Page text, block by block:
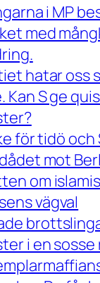
i MP
med
hatar oss
Kan S ge
för tidö och
mot
om
vägval
i en sosse